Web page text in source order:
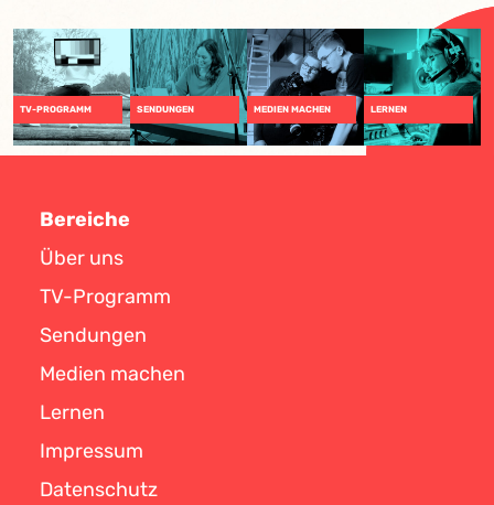
TV-PROGRAMM SENDUNGEN MEDIEN MACHEN LERNEN
Bereiche
Über uns
TV-Programm
Sendungen
Medien machen
Lernen
Impressum
Datenschutz